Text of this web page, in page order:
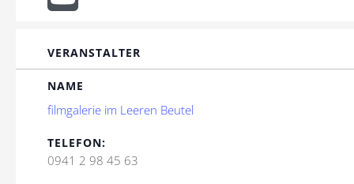
VERANSTALTER
NAME
filmgalerie im Leeren Beutel
TELEFON:
0941 2 98 45 63